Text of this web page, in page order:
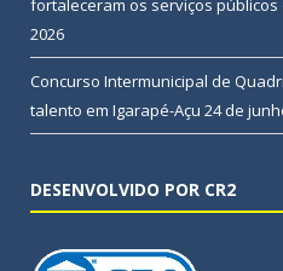
fortaleceram os serviços públicos
2026
Concurso Intermunicipal de
talento em Igarapé-Açu 24 de
DESENVOLVIDO POR CR2